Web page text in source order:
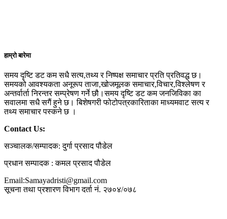
हाम्रो बारेमा
समय दृष्टि डट कम सधै सत्य,तथ्य र निष्पक्ष समाचार प्रति प्रतिवद्ध छ।
समयको आवश्यकता अनूरूप ताजा,खोजमूलक समाचार,विचार,विश्लेषण र
अन्तर्वार्ता निरन्तर सम्प्रेषण गर्ने छौ।समय दृष्टि डट कम जनजिविका का
सवालमा सधै सगैं हुने छ। बिशेषगरी फोटोपत्रकारिताका माध्यमवाट सत्य र
तथ्य समाचार पस्कने छ ।
Contact Us:
सञ्चालक/सम्पादक: दुर्गा प्रसाद पौडेल
प्रधान सम्पादक : कमल प्रसाद पौडेल
Email:Samayadristi@gmail.com
सूचना तथा प्रशारण विभाग दर्ता नं. २७०४/०७८